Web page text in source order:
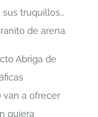
truquillos…
de arena.
Abriga de
van a ofrecer
quiera